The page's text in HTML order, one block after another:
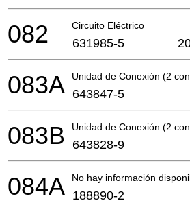
Circuito Eléctrico
082 631985-5
Unidad de Conexión (2
083A 643847-5
Unidad de Conexión (2
083B 643828-9
No hay información
084A 188890-2